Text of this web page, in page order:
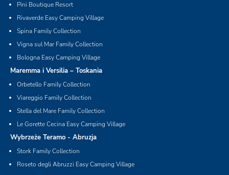
Pini Boutique Resort
Rivaverde Easy Camping Village
Spina Family Collection
Vigna sul Mar Family Collection
Bologna Easy Camping Village
Maremma i Versilia – Toskania
Orbetello Family Collection
Viareggio Family Collection
Stella del Mare Family Collection
Le Gorette Cecina Easy Camping Village
Wybrzeże Teramo - Abruzja
Stork Family Collection
Roseto degli Abruzzi Easy Camping Village